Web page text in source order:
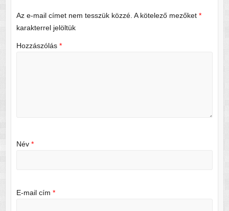
Az e-mail címet nem tesszük közzé. A kötelező mezőket *
karakterrel jelöltük
Hozzászólás *
Név *
E-mail cím *